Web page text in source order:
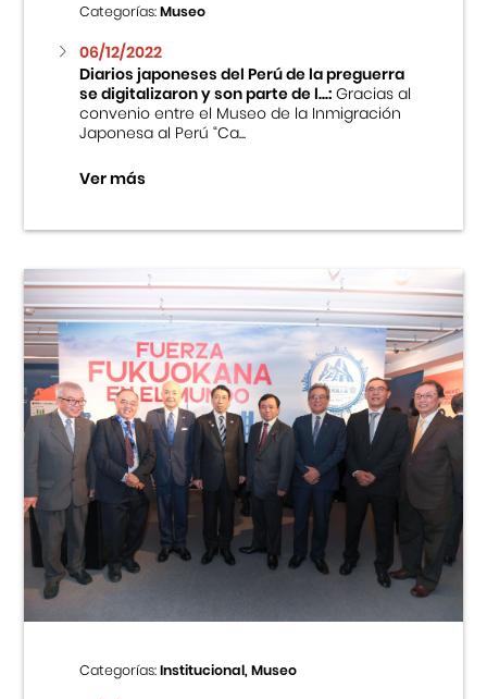
Categorías:Museo
06/12/2022
Diarios japoneses del Perú de la preguerra
se digitalizaron y son parte de l...:Gracias al
convenio entre el Museo de la Inmigración
Japonesa al Perú “Ca...
Ver más
Categorías:Institucional, Museo